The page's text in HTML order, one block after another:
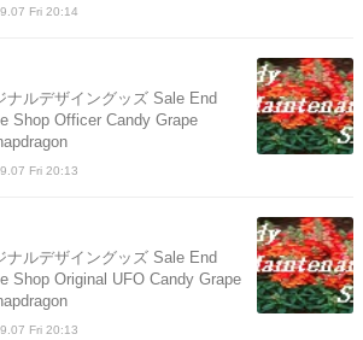
Fri 20:14
ナルデザイングッズ Sale End
Shop Officer Candy Grape
Fri 20:13
ナルデザイングッズ Sale End
Shop Original UFO Candy Grape
Fri 20:13